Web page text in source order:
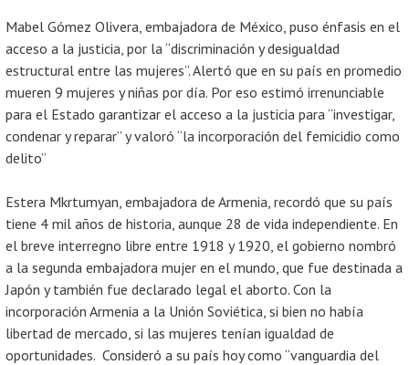
Mabel Gómez Olivera, embajadora de México, puso énfasis en el
acceso a la justicia, por la “discriminación y desigualdad
estructural entre las mujeres”. Alertó que en su país en promedio
mueren 9 mujeres y niñas por día. Por eso estimó irrenunciable
para el Estado garantizar el acceso a la justicia para “investigar,
condenar y reparar” y valoró “la incorporación del femicidio como
delito”
Estera Mkrtumyan, embajadora de Armenia, recordó que su país
tiene 4 mil años de historia, aunque 28 de vida independiente. En
el breve interregno libre entre 1918 y 1920, el gobierno nombró
a la segunda embajadora mujer en el mundo, que fue destinada a
Japón y también fue declarado legal el aborto. Con la
incorporación Armenia a la Unión Soviética, si bien no había
libertad de mercado, si las mujeres tenían igualdad de
oportunidades. Consideró a su país hoy como “vanguardia del